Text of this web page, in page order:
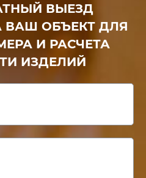
ВЫЕЗД
ОБЪЕКТ ДЛЯ
И РАСЧЕТА
ИЗДЕЛИЙ